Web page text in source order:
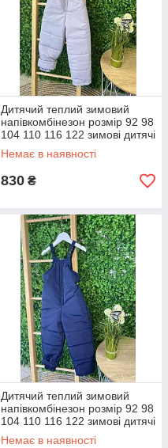
Дитячий теплий зимовий
напівкомбінезон розмір 92 98
104 110 116 122 зимові дитячі
штани
Немає в наявності
830 ₴
Дитячий теплий зимовий
напівкомбінезон розмір 92 98
104 110 116 122 зимові дитячі
штани
Немає в наявності